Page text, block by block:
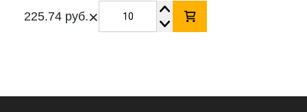
225.74 руб.×